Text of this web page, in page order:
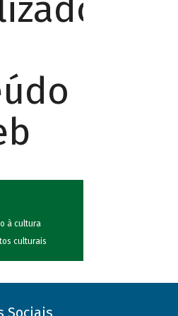
à cultura
culturais
Sociais